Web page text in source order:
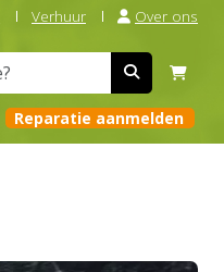
Verhuur Over ons
Reparatie aanmelden